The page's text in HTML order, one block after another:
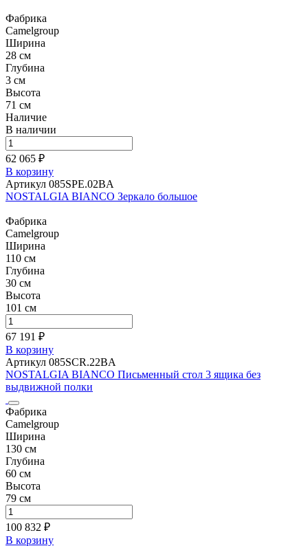
Фабрика
Camelgroup
Ширина
28 см
Глубина
3 см
Высота
71 см
Наличие
В наличии
62 065 ₽
В корзину
Артикул 085SPE.02BA
NOSTALGIA BIANCO Зеркало большое
Фабрика
Camelgroup
Ширина
110 см
Глубина
30 см
Высота
101 см
67 191 ₽
В корзину
Артикул 085SCR.22BA
NOSTALGIA BIANCO Письменный стол 3 ящика без
выдвижной полки
Фабрика
Camelgroup
Ширина
130 см
Глубина
60 см
Высота
79 см
100 832 ₽
В корзину